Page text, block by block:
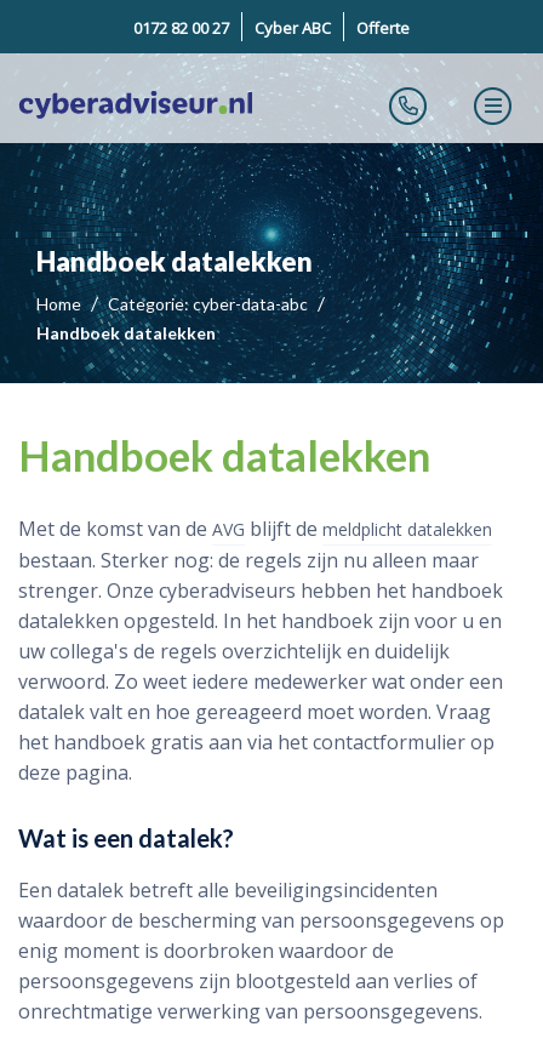
0172 82 00 27 Cyber ABC Offerte
Handboek datalekken
Home
Categorie: cyber-data-abc
Handboek datalekken
Handboek datalekken
Met de komst van de AVG blijft de meldplicht datalekken
bestaan. Sterker nog: de regels zijn nu alleen maar
strenger. Onze cyberadviseurs hebben het handboek
datalekken opgesteld. In het handboek zijn voor u en
uw collega's de regels overzichtelijk en duidelijk
verwoord. Zo weet iedere medewerker wat onder een
datalek valt en hoe gereageerd moet worden. Vraag
het handboek gratis aan via het contactformulier op
deze pagina.
Wat is een datalek?
Een datalek betreft alle beveiligingsincidenten
waardoor de bescherming van persoonsgegevens op
enig moment is doorbroken waardoor de
persoonsgegevens zijn blootgesteld aan verlies of
onrechtmatige verwerking van persoonsgegevens.